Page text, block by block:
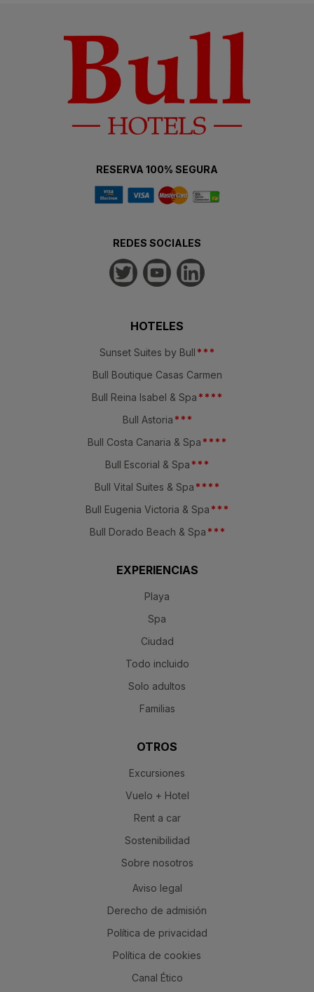
RESERVA 100% SEGURA
REDES SOCIALES
HOTELES
Sunset Suites by Bull * * *
Bull Boutique Casas Carmen
Bull Reina Isabel & Spa * * * *
Bull Astoria * * *
Bull Costa Canaria & Spa * * * *
Bull Escorial & Spa * * *
Bull Vital Suites & Spa * * * *
Bull Eugenia Victoria & Spa * * *
Bull Dorado Beach & Spa * * *
EXPERIENCIAS
Playa
Spa
Ciudad
Todo incluido
Solo adultos
Familias
OTROS
Excursiones
Vuelo + Hotel
Rent a car
Sostenibilidad
Sobre nosotros
Aviso legal
Derecho de admisión
Política de privacidad
Política de cookies
Canal Ético